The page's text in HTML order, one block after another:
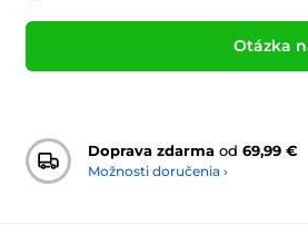
Otázka
Doprava zdarma od 69,99 €
Možnosti doručenia ›